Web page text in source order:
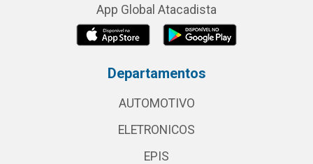
App Global Atacadista
Departamentos
AUTOMOTIVO
ELETRONICOS
EPIS